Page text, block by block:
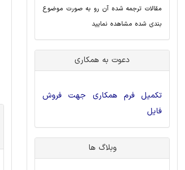
مقالات ترجمه شده آن رو به صورت موضوع
بندی شده مشاهده نمایید
دعوت به همکاری
تکمیل فرم همکاری جهت فروش
فایل
وبلاگ ها